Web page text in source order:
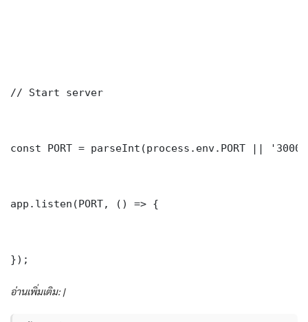
// Start server
const PORT = parseInt(process.env.PORT ||
app.listen(PORT, () => {
});
อ่านเพิ่มเติม: |